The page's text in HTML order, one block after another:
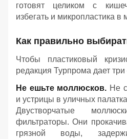
готовят целиком с
избегать и микропластика в
Как правильно
Чтобы пластиковый
редакция Турпрома дает три
Не ешьте моллюсков. Не
и устрицы в уличных
Двустворчатые
фильтраторы. Они
грязной воды,